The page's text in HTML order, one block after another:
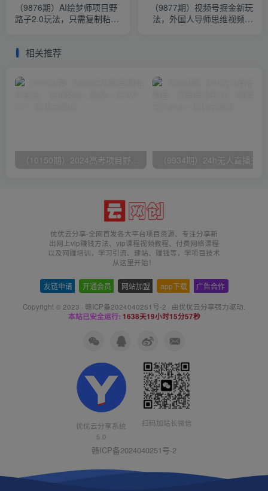
（9876期）AI绘梦师项目野
路子2.0玩法，只需复制粘
（9877期）视频号掘金新玩
法，外国人导师思维视频制
相关推荐
（10150期）2024高考项目野路子玩法，无限裂变，最高一天1W＋！
优优云分享-全网首发各大平台项目资源、专注分享新
出网上vip赚钱方法、vip课程视频教程、付费网络课程
以及网赚培训，学习引流、建站、赚钱等，学项目技术
从这里开始！
友链申请 开通会员 网站加盟 app下载 广告合作
Copyright © 2023 · 赣ICP备2024040251号-2 · 由优优云分享强力驱动.
本站已安全运行: 1638天19小时15分58秒
优优云分享系统
5.0
扫码加站长微信
赣ICP备2024040251号-2